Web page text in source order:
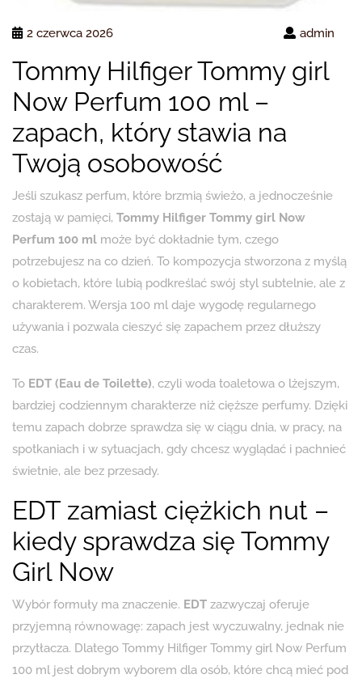
2 czerwca 2026 admin
Tommy Hilfiger Tommy girl
Now Perfum 100 ml –
zapach, który stawia na
Twoją osobowość
Jeśli szukasz perfum, które brzmią świeżo, a jednocześnie
zostają w pamięci, Tommy Hilfiger Tommy girl Now
Perfum 100 ml może być dokładnie tym, czego
potrzebujesz na co dzień. To kompozycja stworzona z myślą
o kobietach, które lubią podkreślać swój styl subtelnie, ale z
charakterem. Wersja 100 ml daje wygodę regularnego
używania i pozwala cieszyć się zapachem przez dłuższy
czas.
To EDT (Eau de Toilette), czyli woda toaletowa o lżejszym,
bardziej codziennym charakterze niż cięższe perfumy. Dzięki
temu zapach dobrze sprawdza się w ciągu dnia, w pracy, na
spotkaniach i w sytuacjach, gdy chcesz wyglądać i pachnieć
świetnie, ale bez przesady.
EDT zamiast ciężkich nut –
kiedy sprawdza się Tommy
Girl Now
Wybór formuły ma znaczenie. EDT zazwyczaj oferuje
przyjemną równowagę: zapach jest wyczuwalny, jednak nie
przytłacza. Dlatego Tommy Hilfiger Tommy girl Now Perfum
100 ml jest dobrym wyborem dla osób, które chcą mieć pod